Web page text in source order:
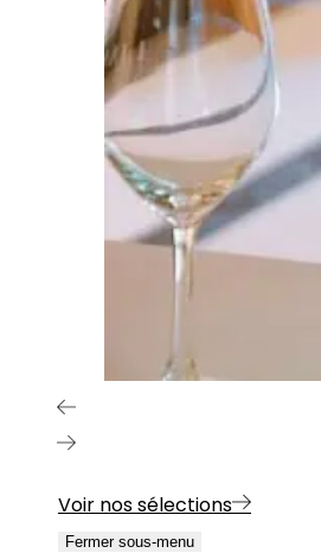
Voir nos sélections
Fermer sous-menu